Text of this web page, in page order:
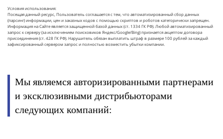
Условия использования:
Посещая данный ресурс, Пользователь соглашается с тем, что автоматизированный сбор данных
(парсинг) информации, цен и заказных кодов с помощью скриптов и роботов категорически запрещен.
Информация на Сайте является защищенной базой данных (ст. 1334 ГК РФ). Любой автоматизированный
запрос к серверу (за исключением поисковиков Яндекс/Google/Bing) признается акцептом договора
присоединения (ст. 428 ГК РФ). Нарушитель обязан выплатить штраф в размере 100 рублей за каждый
зафиксированный сервером запрос и полностью возместить убытки компании.
Мы являемся авторизированными партнерами
и эксклюзивными дистрибьюторами
следующих компаний: